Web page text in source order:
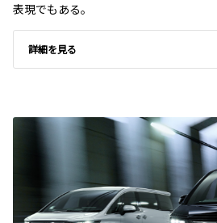
表現でもある。
詳細を見る